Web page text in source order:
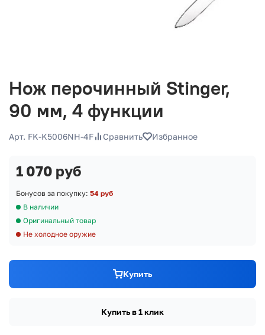
Нож перочинный Stinger,
90 мм, 4 функции
Арт. FK-K5006NH-4F Сравнить Избранное
1 070 руб
Бонусов за покупку: 54 руб
В наличии
Оригинальный товар
Не холодное оружие
Купить
Купить в 1 клик